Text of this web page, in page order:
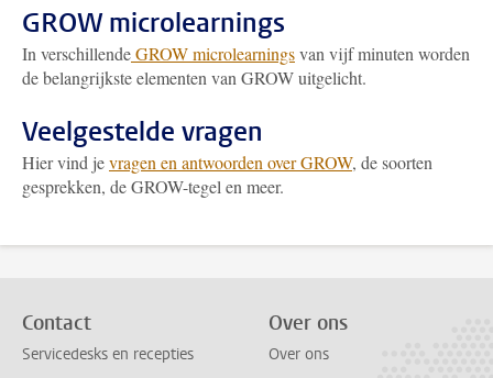
GROW microlearnings
In verschillendeGROW microlearningsvan vijf minuten worden
de belangrijkste elementen van GROW uitgelicht.
Veelgestelde vragen
Hier vind jevragen en antwoorden over GROW, de soorten
gesprekken, de GROW-tegel en meer.
Contact
Servicedesks en recepties
Over ons
Over ons